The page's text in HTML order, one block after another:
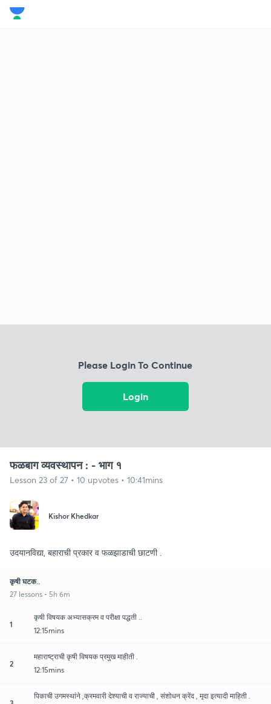
Please Login To Continue
Login
फळबाग व्यवस्थापन : - भाग १
Lesson 23 of 27 • 10 upvotes • 10:41mins
Kishor Khedkar
उदयानविद्या, बहाराची प्रकार व फळझाडाची छाटणी .
कृषी घटक..
27 lessons • 5h 6m
1
कृषी विषयक अभ्यासक्रम व परीक्षा पद्धती ..
12:15mins
2
महाराष्ट्राची कृषी विषयक प्रमुख माहीती .
12:15mins
पिकाची उगमस्थांने ,क्रमवारी देश्याची व राज्याची , संशोधन क्रेंद , मृदा इत्यादी माहिती .